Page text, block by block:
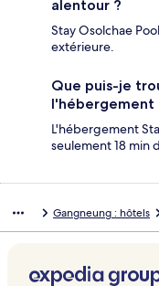
alentour ?
Stay Osolchae
extérieure.
Que puis-je
l'hébergement
L'hébergement
seulement 18 min
Gangneung : hôtels